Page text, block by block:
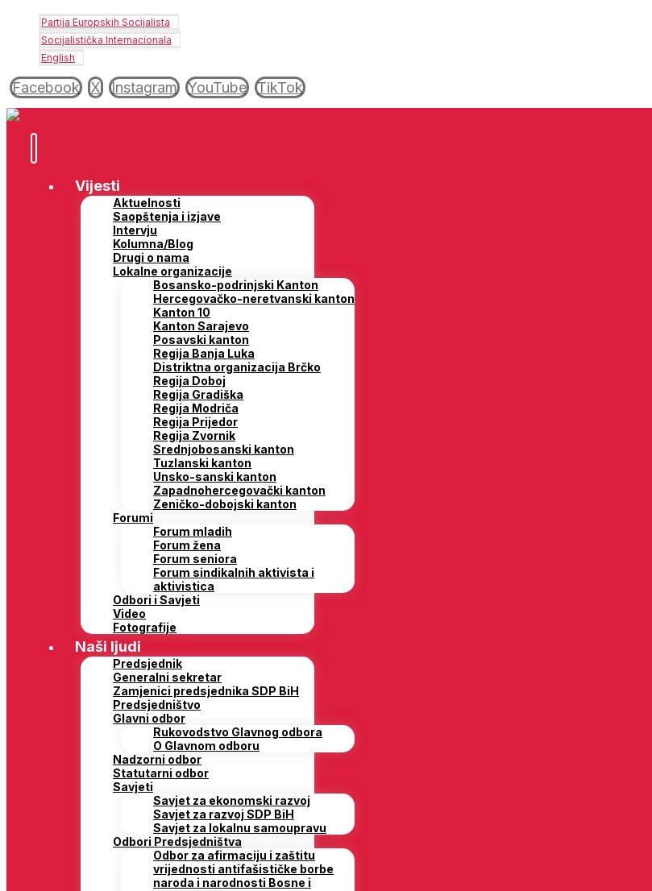
Partija Europskih Socijalista
Socijalistička Internacionala
English
Facebook X Instagram YouTube TikTok
Vijesti
Aktuelnosti
Saopštenja i izjave
Intervju
Kolumna/Blog
Drugi o nama
Lokalne organizacije
Bosansko-podrinjski Kanton
Hercegovačko-neretvanski kanton
Kanton 10
Kanton Sarajevo
Posavski kanton
Regija Banja Luka
Distriktna organizacija Brčko
Regija Doboj
Regija Gradiška
Regija Modriča
Regija Prijedor
Regija Zvornik
Srednjobosanski kanton
Tuzlanski kanton
Unsko-sanski kanton
Zapadnohercegovački kanton
Zeničko-dobojski kanton
Forumi
Forum mladih
Forum žena
Forum seniora
Forum sindikalnih aktivista i
aktivistica
Odbori i Savjeti
Video
Fotografije
Naši ljudi
Predsjednik
Generalni sekretar
Zamjenici predsjednika SDP BiH
Predsjedništvo
Glavni odbor
Rukovodstvo Glavnog odbora
O Glavnom odboru
Nadzorni odbor
Statutarni odbor
Savjeti
Savjet za ekonomski razvoj
Savjet za razvoj SDP BiH
Savjet za lokalnu samoupravu
Odbori Predsjedništva
Odbor za afirmaciju i zaštitu
vrijednosti antifašističke borbe
naroda i narodnosti Bosne i